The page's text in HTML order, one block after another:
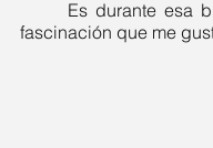
fascinación que me